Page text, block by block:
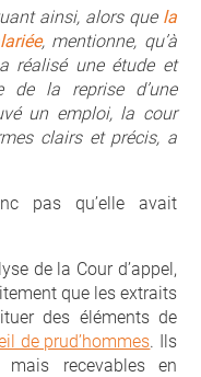
ainsi, alors que la
, mentionne, qu’à
réalisé une étude et
de la reprise d’une
un emploi, la cour
clairs et précis, a
pas qu’elle avait
de la Cour d’appel,
que les extraits
des éléments de
de prud’hommes. Ils
mais recevables en